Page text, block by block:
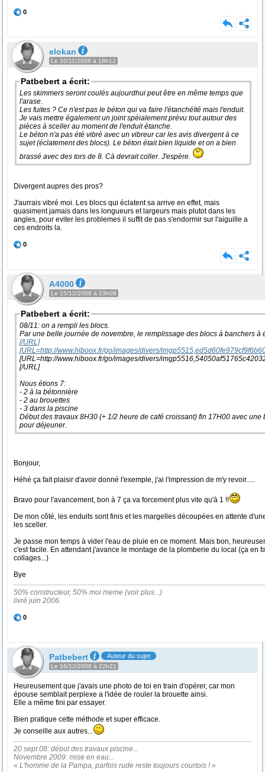
0
elokan
Le 10/11/2008 à 18h12
Patbebert a écrit:
Les skimmers seront coulés aujourdhui peut être en même temps que
l'arase.
Les fuites ? Ce n'est pas le béton qui va faire l'étanchéïté mais l'enduit.
Je vais mettre également un joint spéialement prévu tout autour des
pièces à sceller au moment de l'enduit étanche.
Le béton n'a pas été vibré avec un vibreur car les avis divergent à ce
sujet (éclatement des blocs). Le béton était bien liquide et on a bien
brassé avec des tors de 8. Cà devrait coller. J'espère.
Divergent aupres des pros?
J'aurrais vibré moi. Les blocs qui éclatent sa arrive en effet, mais
quasiment jamais dans les longueurs et largeurs mais plutot dans les
angles, pour eviter les problemes il suffit de pas s'endormir sur l'aiguille a
ces endroits la.
0
A4000
Le 15/12/2008 à 23h08
Patbebert a écrit:
08/11: on a rempli les blocs.
Par une belle journée de novembre, le remplissage des blocs à banchers à
[/URL]
[URL=http://www.hiboox.fr/go/images/divers/
[URL=http://www.hiboox.fr/go/images/divers/
[/URL]
Nous étions 7:
- 2 à la bétonnière
- 2 au brouettes
- 3 dans la piscine
Début des travaux 8H30 (+ 1/2 heure de café croissant) fin 17H00 avec
pour déjeuner.
Bonjour,
Héhé ça fait plaisir d'avoir donné l'exemple, j'ai l'impression de m'y revoir.....
Bravo pour l'avancement, bon à 7 ça va forcement plus vite qu'à 1 !!
De mon côté, les enduits sont finis et les margelles découpées en attente
les sceller.
Je passe mon temps à vider l'eau de pluie en ce moment. Mais bon,
c'est facile. En attendant j'avance le montage de la plomberie du local (ça en
collages...)
Bye
50% constructeur, 50% moi meme (voir plus...)
livré juin 2006.
0
Patbebert Auteur du sujet
Le 16/12/2008 à 22h21
Heureusement que j'avais une photo de toi en train d'opérer, car mon
épouse semblait perplexe a l'idée de rouler la brouette ainsi.
Elle a même fini par essayer.
Bien pratique cette méthode et super efficace.
Je conseille aux autres...
20 sept 08: début des travaux piscine...
Novembre 2009: mise en eau...
« L'homme de la Pampa, parfois rude reste toujours courtois ! »